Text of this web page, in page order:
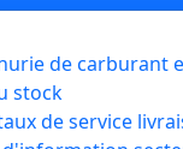
de carburant
stock
de service